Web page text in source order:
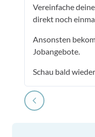
Vereinfache
direkt noch
Ansonsten
Jobangebote.
Schau bald